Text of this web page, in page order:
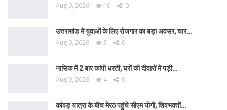
Aug 9, 2026 10 0
उत्तराखंड में युवाओं के लिए रोजगार का बड़ा अवसर, चार…
Aug 9, 2026 3 0
नासिक में 2 बार कांपी धरती, घरों की दीवारों में पड़ी…
Aug 9, 2026 4 0
कांवड़ यात्रा के बीच मेरठ पहुंचे सीएम योगी, शिवभक्तों…